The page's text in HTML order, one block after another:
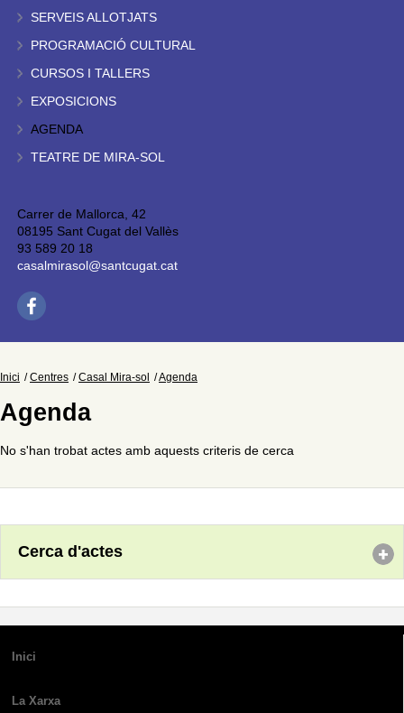
SERVEIS ALLOTJATS
PROGRAMACIÓ CULTURAL
CURSOS I TALLERS
EXPOSICIONS
AGENDA
TEATRE DE MIRA-SOL
Carrer de Mallorca, 42
08195 Sant Cugat del Vallès
93 589 20 18
casalmirasol@santcugat.cat
Inici Centres Casal Mira-sol Agenda
Agenda
No s'han trobat actes amb aquests criteris de cerca
Cerca d'actes
Inici
La Xarxa